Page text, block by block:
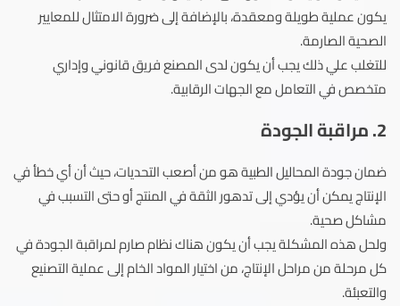
يكون عملية طويلة ومعقدة، بالإضافة إلى ضرورة الامتثال للمعايير
الصحية الصارمة.
للتغلب علي ذلك يجب أن يكون لدى المصنع فريق قانوني وإداري
متخصص في التعامل مع الجهات الرقابية.
2. مراقبة الجودة
ضمان جودة المحاليل الطبية هو من أصعب التحديات، حيث أن أي خطأ في
الإنتاج يمكن أن يؤدي إلى تدهور الثقة في المنتج أو حتى التسبب في
مشاكل صحية.
ولحل هذه المشكلة يجب أن يكون هناك نظام صارم لمراقبة الجودة في
كل مرحلة من مراحل الإنتاج، من اختيار المواد الخام إلى عملية التصنيع
والتعبئة.